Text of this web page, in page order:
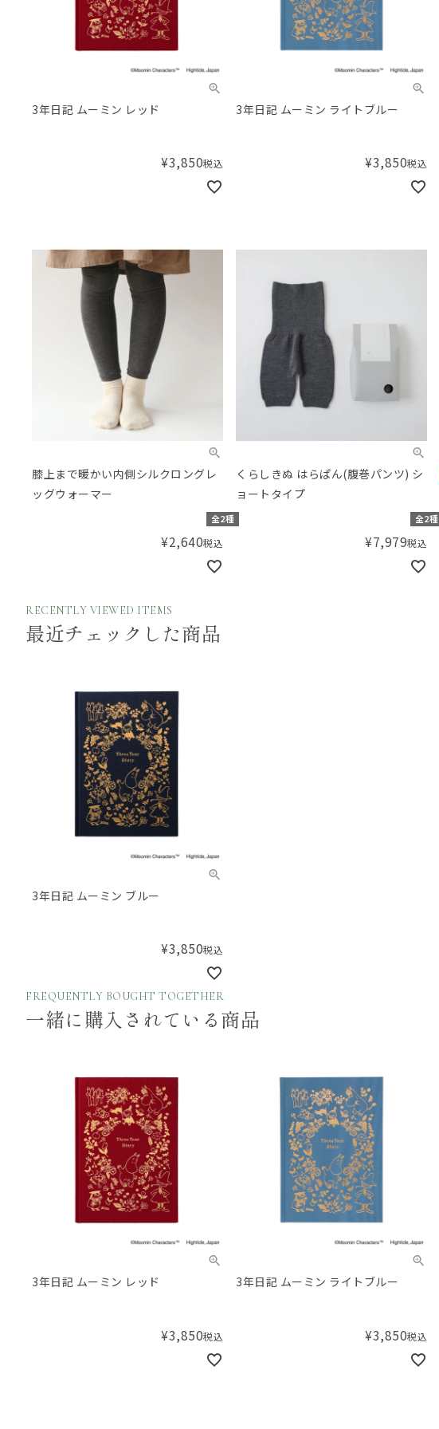
3年日記 ムーミン レッド
¥3,850税込
3年日記 ムーミン ライトブルー
¥3,850税込
膝上まで暖かい内側シルクロングレ
ッグウォーマー
全2種
¥2,640税込
くらしきぬ はらぱん(腹巻パンツ) シ
ョートタイプ
全2種
¥7,979税込
RECENTLY VIEWED ITEMS
最近チェックした商品
3年日記 ムーミン ブルー
¥3,850税込
FREQUENTLY BOUGHT TOGETHER
一緒に購入されている商品
3年日記 ムーミン レッド
¥3,850税込
3年日記 ムーミン ライトブルー
¥3,850税込